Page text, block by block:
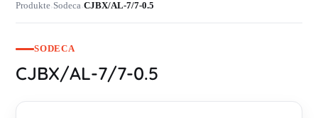
Produkte›Sodeca›CJBX/AL-7/7-0.5
SODECA
CJBX/AL-7/7-0.5